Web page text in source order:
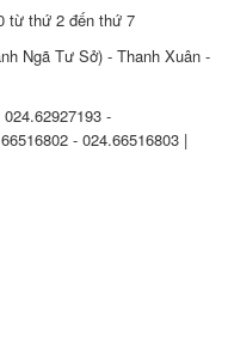
từ thứ 2 đến thứ 7
Ngã Tư Sở) - Thanh Xuân -
-
- 024.66516803 |